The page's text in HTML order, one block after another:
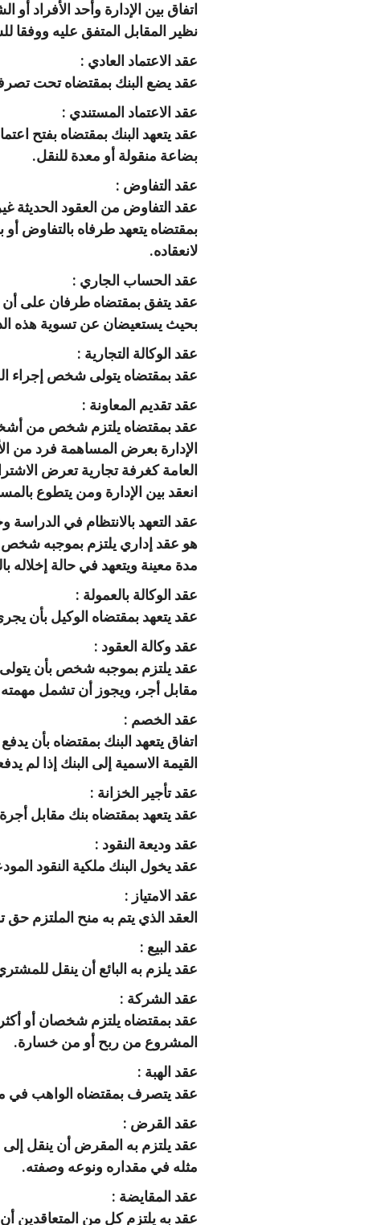
اتفاق بين الإدارة وأحد
نظير المقابل المتفق عليه ووفقا
‫عقد الاعتماد العادي :
عقد يضع البنك بمقتضاه تحت
‫‏عقد الاعتماد المستندي :
عقد يتعهد البنك بمقتضاه بفتح
بضاعة منقولة أو معدة للنقل.
‫‏عقد التفاوض :
عقد التفاوض من العقود الحديثة
بمقتضاه يتعهد طرفاه بالتفاوض
لانعقاده.
‫عقد الحساب الجاري :
عقد يتفق بمقتضاه طرفان على أن
بحيث يستعيضان عن تسوية هذه
‫‏عقد الوكالة التجارية :
عقد بمقتضاه يتولى شخص إجراء
‫‏عقد تقديم المعاونة :
عقد بمقتضاه يلتزم شخص من
الإدارة بعرض المساهمة فرد
العامة كغرفة تجارية تعرض
انعقد بين الإدارة ومن يتطوع
‫عقد التعهد بالانتظام في الدراسة
هو عقد إداري يلتزم بموجبه شخص
مدة معينة ويتعهد في حالة إخلاله
‫‏عقد الوكالة بالعمولة :
عقد يتعهد بمقتضاه الوكيل بأن
‫‏عقد وكالة العقود :
عقد يلتزم بموجبه شخص بأن
مقابل أجر، ويجوز أن تشمل مهمته
عقد الخصم :
اتفاق يتعهد البنك بمقتضاه بأن
القيمة الاسمية إلى البنك إذا لم
عقد تأجير الخزانة :
عقد يتعهد بمقتضاه بنك مقابل
عقد وديعة النقود :
عقد يخول البنك ملكية النقود
عقد الامتياز :
العقد الذي يتم به منح الملتزم
عقد البيع :
عقد يلزم به البائع أن ينقل
عقد الشركة :
عقد بمقتضاه يلتزم شخصان أو
المشروع من ربح أو من خسارة.
عقد الهبة :
عقد يتصرف بمقتضاه الواهب
عقد القرض :
عقد يلتزم به المقرض أن ينقل
مثله في مقداره ونوعه وصفته.
عقد المقايضة :
عقد به يلتزم كل من المتعاقدين